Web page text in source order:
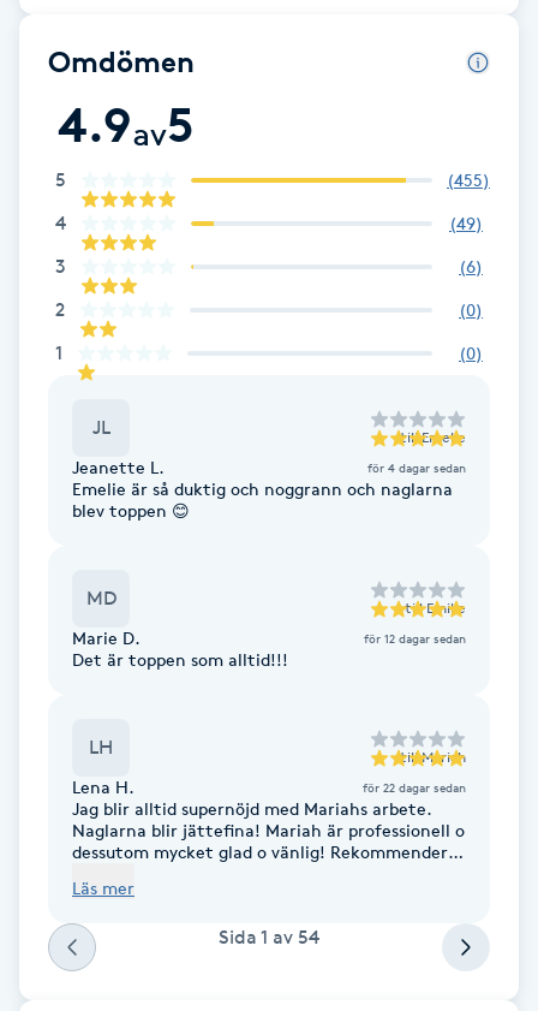
Fransk manikyr
Friskvård
Friskvårdsmassage
Frisör
Funktionsanalys
Färgning
Gel naglar
Gellack
Gellack med förstärkning
Gravidmassage
Gravidyoga
Omdömen
4.9av5
5 (455)
4 (49)
3 (6)
2 (0)
1 (0)
JL till Emelie
Jeanette L. för 4 dagar sedan
Emelie är så duktig och noggrann och naglarna
blev toppen 😊
MD till Emilie
Marie D. för 12 dagar sedan
Det är toppen som alltid!!!
LH till Mariah
Lena H. för 22 dagar sedan
Jag blir alltid supernöjd med Mariahs arbete.
Naglarna blir jättefina! Mariah är professionell o
dessutom mycket glad o vänlig! Rekommenderar
Läs mer
Sida 1 av 54